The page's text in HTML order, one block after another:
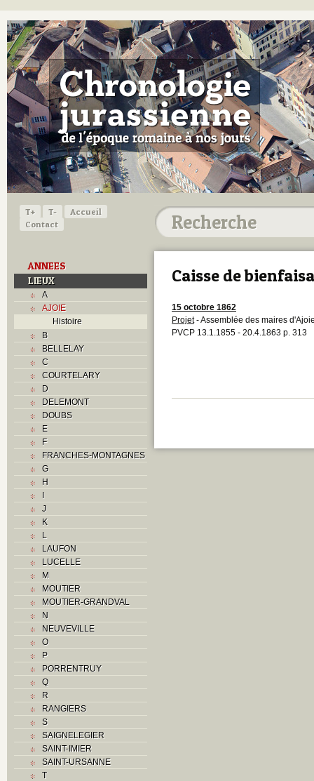
T+ T-
Accueil
Contact
ANNEES
LIEUX
A
AJOIE
Histoire
B
BELLELAY
C
COURTELARY
D
DELEMONT
DOUBS
E
F
FRANCHES-MONTAGNES
G
H
I
J
K
L
LAUFON
LUCELLE
M
MOUTIER
MOUTIER-GRANDVAL
N
NEUVEVILLE
O
P
PORRENTRUY
Q
R
RANGIERS
S
SAIGNELEGIER
SAINT-IMIER
SAINT-URSANNE
T
Caisse de
15 octobre 1862
Projet- Assemblée des maires
PVCP 13.1.1855 - 20.4.1863 p. 313